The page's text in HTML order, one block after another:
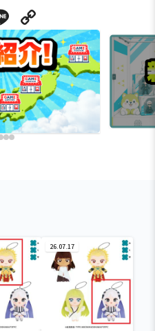
Line
26.07.17